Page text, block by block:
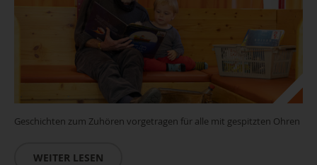
Geschichten zum Zuhören vorgetragen für alle mit gespitzten Ohren
WEITER LESEN